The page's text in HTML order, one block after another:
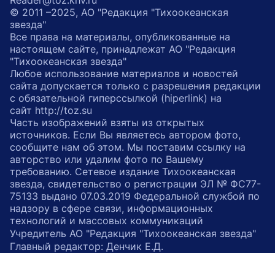
© 2011 –2025, АО "Редакция "Тихоокеанская
звезда"
Все права на материалы, опубликованные на
настоящем сайте, принадлежат АО "Редакция
"Тихоокеанская звезда"
Любое использование материалов и новостей
сайта допускается только с разрешения редакции
с обязательной гиперссылкой (hiperlink) на
сайт http://toz.su
Часть изображений взяты из открытых
источников. Если Вы являетесь автором фото,
сообщите нам об этом. Мы поставим ссылку на
авторство или удалим фото по Вашему
требованию. Сетевое издание Тихоокеанская
звезда, свидетельство о регистрации ЭЛ № ФС77-
75133 выдано 07.03.2019 Федеральной службой по
надзору в сфере связи, информационных
технологий и массовых коммуникаций
Учредитель АО "Редакция "Тихоокеанская звезда"
Главный редактор: Денчик Е.Д.